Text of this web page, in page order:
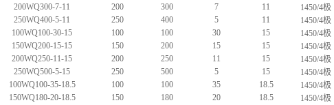
200WQ300-7-11
200 300 7 11
1450/4极
250WQ400-5-11
250 400 5 11
1450/4极
100WQ100-30-15
100 100 30 15
1450/4极
150WQ200-15-15
150 200 15 15
1450/4极
200WQ250-11-15
200 250 11 15
1450/4极
250WQ500-5-15
250 500 5 15
1450/4极
100WQ100-35-18.5
100 100 35 18.5
1450/4极
150WQ180-20-18.5
150 180 20 18.5
1450/4极